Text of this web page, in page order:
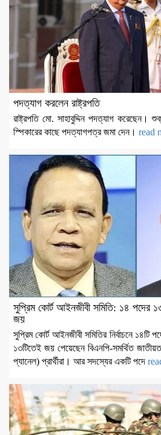
পদত্যাগ করলেন রাষ্ট্রপতি
রাষ্ট্রপতি মো. সাহাবুদ্দিন পদত্যাগ করেছেন।
স্পিকারের কাছে পদত্যাগপত্র জমা দেন। read
সুপ্রিম কোর্ট আইনজীবী সমিতি: ১৪ পদের
জয়
সুপ্রিম কোর্ট আইনজীবী সমিতির নির্বাচনে
১৩টিতেই জয় পেয়েছেন বিএনপি-সমর্থিত
প্যানেল) প্রার্থীরা। আর সদস্যের একটি পদে